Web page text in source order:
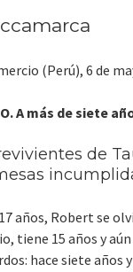
(Perú), 6 de
A más de siete
de
años, Robert se
tiene 15 años y
hace siete años